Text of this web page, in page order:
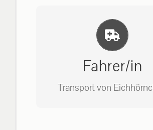
Bitte unter unserem Büro
auf: 0162-7909946
Fahrer/in
Transport von
Einlernung und